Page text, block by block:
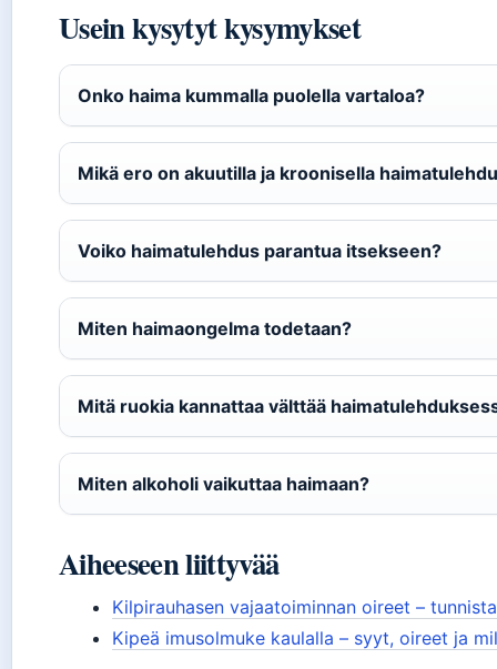
Usein kysytyt kysymykset
Onko haima kummalla puolella vartaloa?
Mikä ero on akuutilla ja kroonisella
Voiko haimatulehdus parantua itsekseen?
Miten haimaongelma todetaan?
Mitä ruokia kannattaa välttää
Miten alkoholi vaikuttaa haimaan?
Aiheeseen liittyvää
Kilpirauhasen vajaatoiminnan oireet –
Kipeä imusolmuke kaulalla – syyt, oireet ja